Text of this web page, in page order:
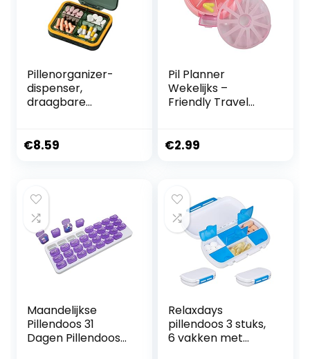
Pillenorganizer-
dispenser,
draagbare
dagelijks
veiligheidsgrendel,
zachte siliconen
gesorteerde
opbergdoos voor
gemakkelijk mee
€8.59
Pil Planner
Wekelijks –
Friendly Travel
Organizer,Doorzic
kabeljauwleverolie,
supplementen
€2.99
Maandelijkse
Pillendoos 31
Dagen Pillendoos
Relaxdays
pillendoos 3 stuks,
6 vakken met